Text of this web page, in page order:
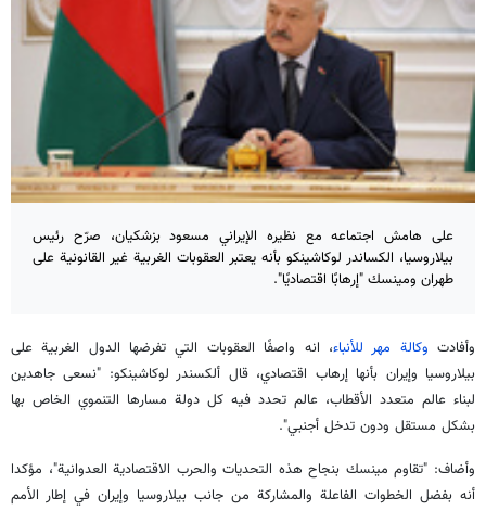
على هامش اجتماعه مع نظيره الإيراني مسعود بزشکیان، صرّح رئيس
بيلاروسيا، الكساندر لوكاشينكو بأنه يعتبر العقوبات الغربية غير القانونية على
طهران ومينسك "إرهابًا اقتصاديًا".
وأفادت وكالة مهر للأنباء، انه واصفًا العقوبات التي تفرضها الدول الغربية على
بيلاروسيا وإيران بأنها إرهاب اقتصادي، قال ألكسندر لوكاشينكو: "نسعى جاهدين
لبناء عالم متعدد الأقطاب، عالم تحدد فيه كل دولة مسارها التنموي الخاص بها
بشكل مستقل ودون تدخل أجنبي".
وأضاف: "تقاوم مينسك بنجاح هذه التحديات والحرب الاقتصادية العدوانية"، مؤكدا
أنه بفضل الخطوات الفاعلة والمشاركة من جانب بيلاروسيا وإيران في إطار الأمم